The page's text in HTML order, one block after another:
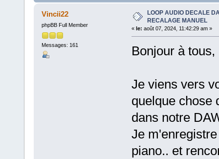
Vincii22
phpBB Full Member
Messages: 161
LOOP AUDIO DECALE
RECALAGE MANUEL
« le: août 07, 2024, 11:42:29 am »
Bonjour à tous,
Je viens vers
quelque chose
dans notre
Je
piano.. et